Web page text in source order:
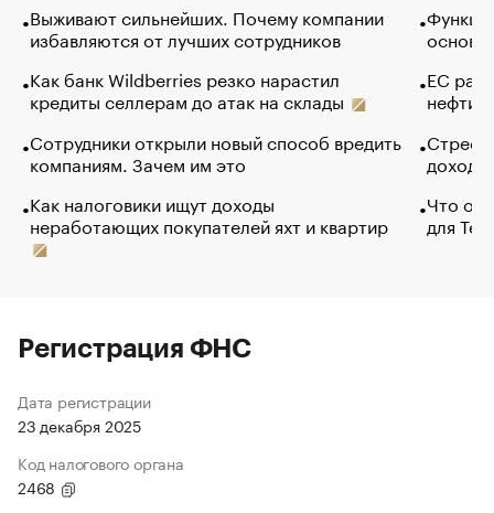
Выживают сильнейших. Почему компании
избавляются от лучших сотрудников
Как банк Wildberries резко нарастил
кредиты селлерам до атак на склады
Сотрудники открыли новый способ вредить
компаниям. Зачем им это
Как налоговики ищут доходы
неработающих покупателей яхт и квартир
основ
ЕС
нефти
Что
для
Регистрация ФНС
Дата регистрации
23 декабря 2025
Код налогового органа
2468